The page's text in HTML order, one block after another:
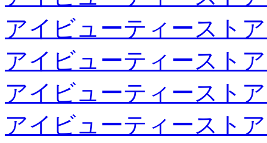
アイビューティースト
アイビューティースト
アイビューティースト
アイビューティースト